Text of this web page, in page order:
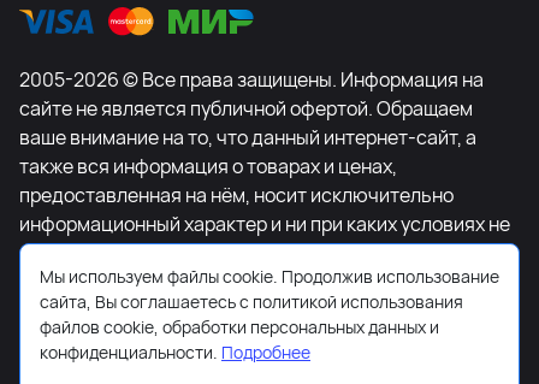
2005-2026 © Все права защищены. Информация на
сайте не является публичной офертой. Обращаем
ваше внимание на то, что данный интернет-сайт, а
также вся информация о товарах и ценах,
предоставленная на нём, носит исключительно
информационный характер и ни при каких условиях не
является публичной офертой, определяемой
положениями Статьи 437 Гражданского кодекса
Российской Федерации. Для получения подробной
информации о наличии и стоимости указанных
товаров и (или) услуг, пожалуйста, обращайтесь к
Мы используем файлы cookie. Продолжив использование
сайта, Вы соглашаетесь с политикой использования
файлов cookie, обработки персональных данных и
конфиденциальности. Подробнее